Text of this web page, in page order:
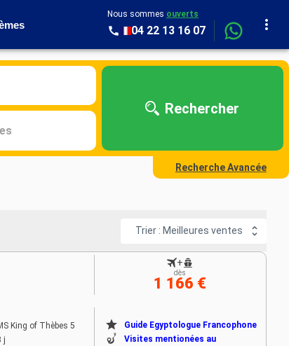
Nous sommes ouverts
04 22 13 16 07
Rechercher
Recherche Avancée
Trier : Meilleures ventes
King of Thèbes 5
j
Guide Egyptologue Francophone
Visites mentionées au
+
dès
1 166 €